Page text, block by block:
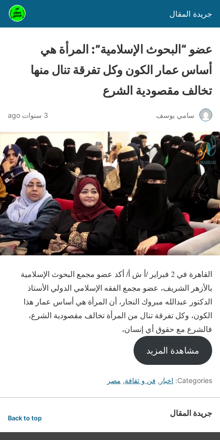
جريدة المقال
عضو “البحوث الإسلامية”: المرأة هي
أساس عمار الكون وكل تفرقة تنال منها
تخالف مقصودية الشرع
سامي يوسف 3 سنوات ago
القاهرة في 2 فبراير /أ ش أ/ أكد عضو مجمع البحوث الإسلامية
بالأزهر الشريف، عضو مجمع الفقه الإسلامي الدولي الأستاذ
الدكتور عبدالله مبروك النجار، أن المرأة هي أساس عمار هذا
الكون، وكل تفرقة تنال من المرأة تخالف مقصودية الشرع،
فالشرع مع حقوق أي إنسان،
مشاهدة المزيد
Categories: اخبار , فن و ثقافة, مصر
جريدة المقال Back to top